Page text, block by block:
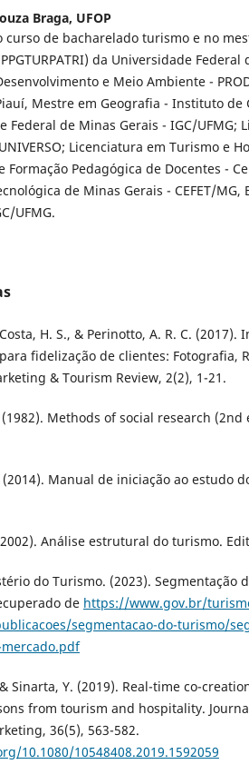
Braga, UFOP
curso de bacharelado turismo e no
da Universidade Federal
e Meio Ambiente -
Mestre em Geografia - Instituto de
Federal de Minas Gerais - IGC/UFMG;
Licenciatura em Turismo e
Formação Pedagógica de Docentes -
de Minas Gerais - CEFET/MG,
UFMG.
H. S., & Perinotto, A. R. C. (2017).
fidelização de clientes: Fotografia,
& Tourism Review, 2(2), 1-21.
(1982). Methods of social research (2nd
Manual de iniciação ao estudo
Análise estrutural do turismo.
do Turismo. (2023). Segmentação
de https://www.gov.br/
segmentacao-do-turismo/
Sinarta, Y. (2019). Real-time co-
from tourism and hospitality.
36(5), 563-582.
10.1080/10548408.2019.1592059